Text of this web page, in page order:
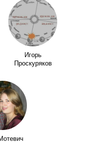
Игорь
Проскуряков